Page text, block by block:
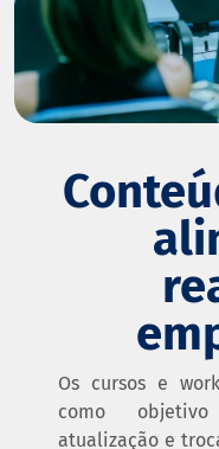
Os cursos e
como objetivo
atualização e